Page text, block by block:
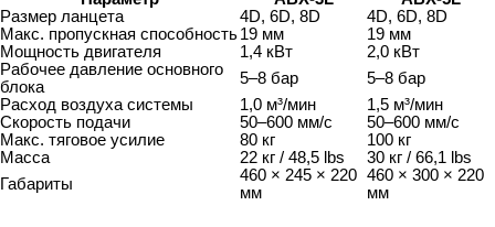
Размер ланцета
4D, 6D, 8D
4D, 6D, 8D
Макс. пропускная способность19 мм
19 мм
Мощность двигателя
1,4 кВт
2,0 кВт
Рабочее давление основного
блока
5–8 бар
5–8 бар
Расход воздуха системы
1,0 м³/мин
1,5 м³/мин
Скорость подачи
50–600 мм/с
50–600 мм/с
Макс. тяговое усилие
80 кг
100 кг
Масса
22 кг / 48,5 lbs
30 кг / 66,1 lbs
Габариты
460 × 245 × 220
мм
460 × 300 × 220
мм